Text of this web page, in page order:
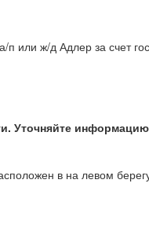
п или ж/д Адлер за счет
Уточняйте
в на левом